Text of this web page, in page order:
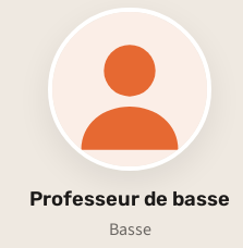
Professeur de basse
Basse